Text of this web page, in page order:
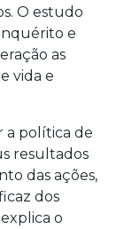
O estudo
e
as
vida e
a política de
resultados
das ações,
dos
o